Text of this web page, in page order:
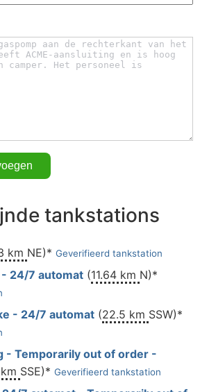
tankstations
km NE)* Geverifieerd tankstation
- 24/7 automat (11.64 km N)*
- 24/7 automat (22.5 km SSW)*
- Temporarily out of order -
SSE)* Geverifieerd tankstation